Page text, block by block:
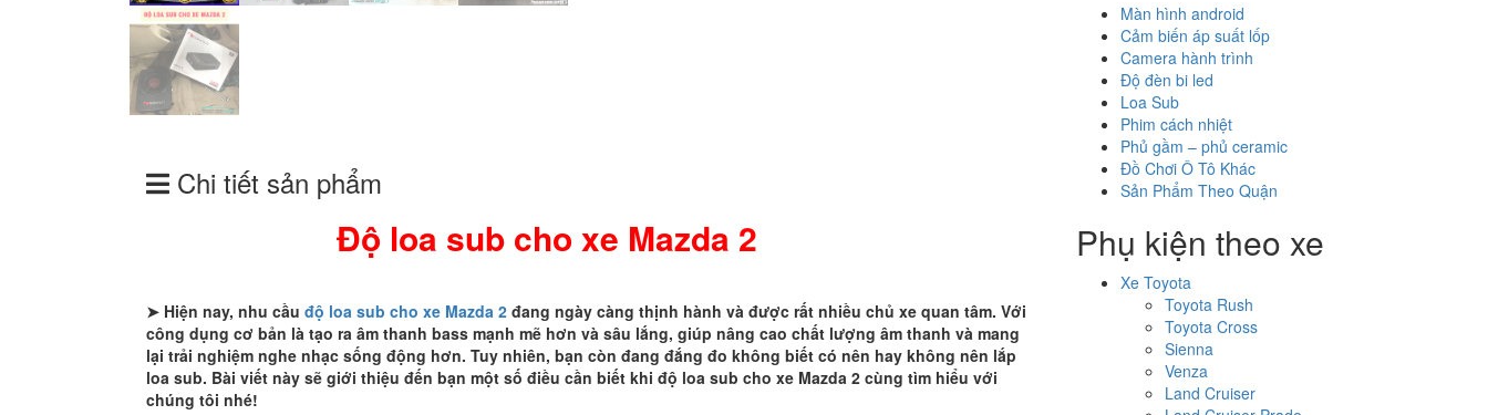
Chi tiết sản phẩm
Độ loa sub cho xe Mazda 2
➤ Hiện nay, nhu cầu độ loa sub cho xe Mazda 2 đang ngày càng thịnh hành và được rất nhiều chủ xe quan tâm. Với
công dụng cơ bản là tạo ra âm thanh bass mạnh mẽ hơn và sâu lắng, giúp nâng cao chất lượng âm thanh và mang
lại trải nghiệm nghe nhạc sống động hơn. Tuy nhiên, bạn còn đang đắng đo không biết có nên hay không nên lắp
loa sub. Bài viết này sẽ giới thiệu đến bạn một số điều cần biết khi độ loa sub cho xe Mazda 2 cùng tìm hiểu với
chúng tôi nhé!
Màn hình android
Cảm biến áp suất lốp
Camera hành trình
Độ đèn bi led
Loa Sub
Phim cách nhiệt
Phủ gầm – phủ ceramic
Đồ Chơi Ô Tô Khác
Sản Phẩm Theo Quận
Phụ kiện theo xe
Xe Toyota
Toyota Rush
Toyota Cross
Sienna
Venza
Land Cruiser